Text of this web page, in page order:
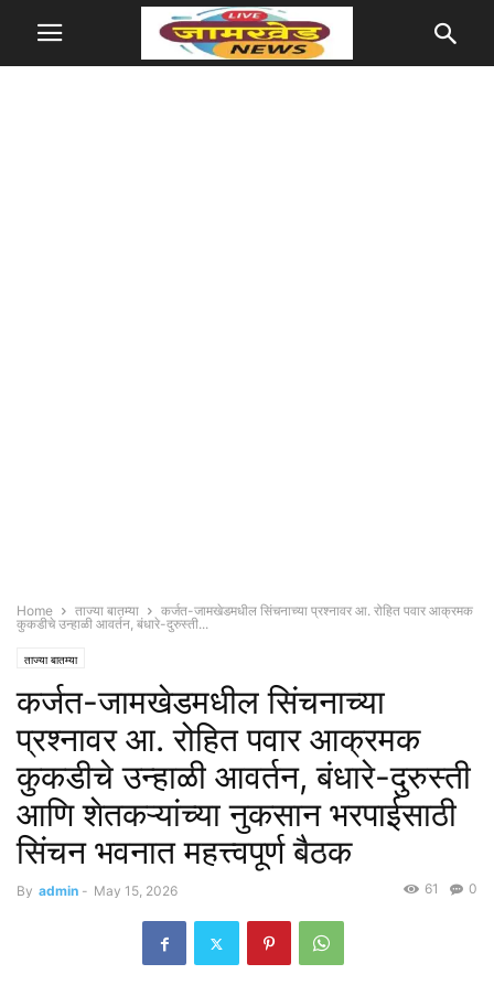
Home ताज्या बातम्या
कर्जत-जामखेडमधील सिंचनाच्या प्रश्नावर आ. रोहित पवार आक्रमक
कुकडीचे उन्हाळी आवर्तन, बंधारे-दुरुस्ती...
ताज्या बातम्या
कर्जत-जामखेडमधील सिंचनाच्या
प्रश्नावर आ. रोहित पवार आक्रमक
कुकडीचे उन्हाळी आवर्तन, बंधारे-दुरुस्ती
आणि शेतकऱ्यांच्या नुकसान भरपाईसाठी
सिंचन भवनात महत्त्वपूर्ण बैठक
By admin - May 15, 2026 0
61